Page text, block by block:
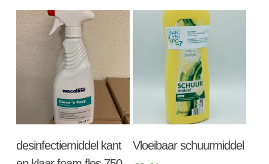
Winkelwagen
desinfectiemiddel kant
Winkelwagen
Vloeibaar schuurmiddel